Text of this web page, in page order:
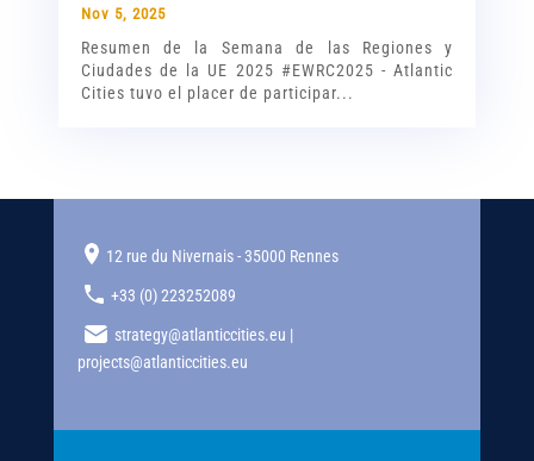
Nov 5, 2025
Resumen de la Semana de las Regiones y
Ciudades de la UE 2025 #EWRC2025 - Atlantic
Cities tuvo el placer de participar...
12 rue du Nivernais - 35000 Rennes
+33 (0) 223252089
strategy@atlanticcities.eu |
projects@atlanticcities.eu